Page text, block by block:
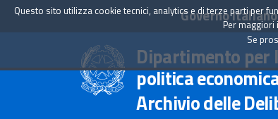
Governo Italiano
Dipartimento per
politica
Archivio delle
Questo sito utilizza cookie tecnici, analytics e di terze parti per
Per
Se